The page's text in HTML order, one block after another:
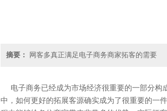
摘要： 网客多真正满足电子商务商家拓客的需要
电子商务已经成为市场经济很重要的一部分构
中，如何更好的拓展客源确实成为了很重要的一